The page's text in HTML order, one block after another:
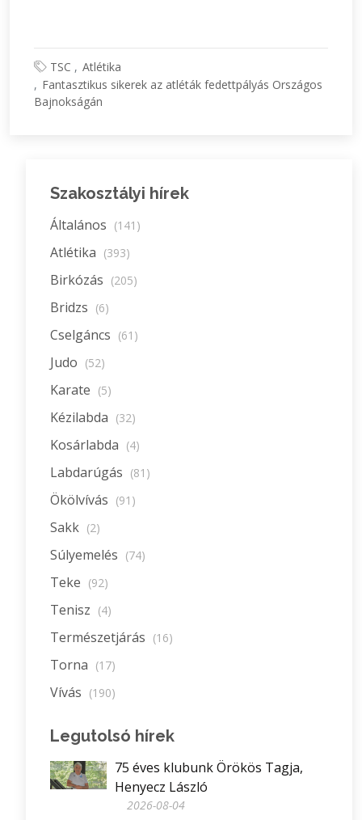
TSC
Atlétika
Fantasztikus sikerek az atléták fedettpályás Országos
Bajnokságán
Szakosztályi hírek
Általános (141)
Atlétika (393)
Birkózás (205)
Bridzs (6)
Cselgáncs (61)
Judo (52)
Karate (5)
Kézilabda (32)
Kosárlabda (4)
Labdarúgás (81)
Ökölvívás (91)
Sakk (2)
Súlyemelés (74)
Teke (92)
Tenisz (4)
Természetjárás (16)
Torna (17)
Vívás (190)
Legutolsó hírek
75 éves klubunk Örökös Tagja,
Henyecz László
2026-08-04